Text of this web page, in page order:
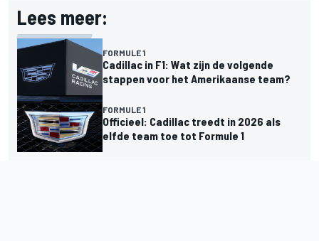
Lees meer:
FORMULE 1
Cadillac in F1: Wat zijn de volgende
stappen voor het Amerikaanse team?
FORMULE 1
Officieel: Cadillac treedt in 2026 als
elfde team toe tot Formule 1